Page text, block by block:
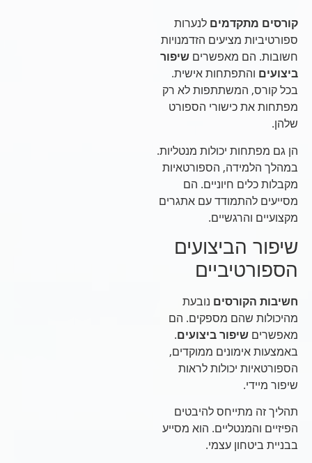
קורסים מתקדמיםלנערות
ספורטיביות מציעים הזדמנויות
חשובות. הם מאפשריםשיפור
ביצועיםוהתפתחות אישית.
בכל קורס, המשתתפות לא רק
מפתחות את כישורי הספורט
שלהן.
הן גם מפתחות יכולות מנטליות.
במהלך הלמידה, הספורטאיות
מקבלות כלים חיוניים. הם
מסייעים להתמודד עם אתגרים
מקצועיים והרגשיים.
שיפור הביצועים
הספורטיביים
חשיבות הקורסיםנובעת
מהיכולות שהם מספקים. הם
מאפשריםשיפור ביצועים.
באמצעות אימונים ממוקדים,
הספורטאיות יכולות לראות
שיפור מיידי.
תהליך זה מתייחס להיבטים
הפיזיים והמנטליים. הוא מסייע
בבניית ביטחון עצמי.